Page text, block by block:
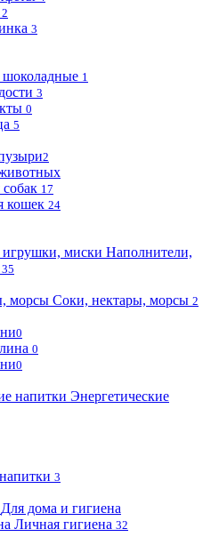
2
3
1
3
0
5
2
17
кошек 24
Наполнители,
35
Соки, нектары, морсы 2
0
0
0
Энергетические
3
Для дома и гигиена
Личная гигиена 32